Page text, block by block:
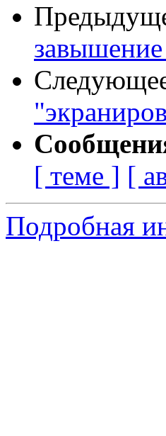
[ теме ] [
Подробная